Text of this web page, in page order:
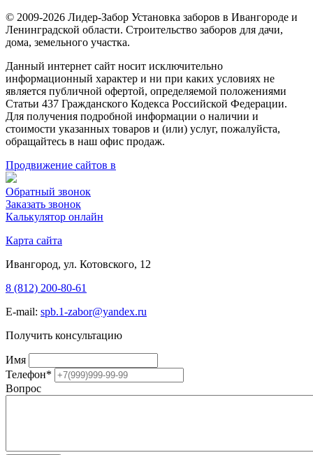
© 2009-2026 Лидер-Забор Установка заборов в Ивангороде и
Ленинградской области. Строительство заборов для дачи,
дома, земельного участка.
Данный интернет сайт носит исключительно
информационный характер и ни при каких условиях не
является публичной офертой, определяемой положениями
Статьи 437 Гражданского Кодекса Российской Федерации.
Для получения подробной информации о наличии и
стоимости указанных товаров и (или) услуг, пожалуйста,
обращайтесь в наш офис продаж.
Продвижение сайтов в
Обратный звонок
Заказать звонок
Калькулятор онлайн
Карта сайта
Ивангород, ул. Котовского, 12
8 (812) 200-80-61
E-mail: spb.1-zabor@yandex.ru
Получить консультацию
Имя
Телефон*
Вопрос